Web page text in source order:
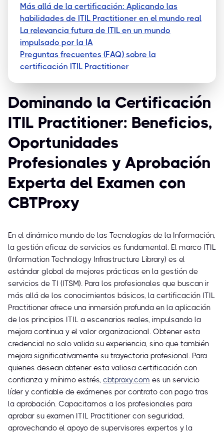
Más allá de la certificación: Aplicando las
habilidades de ITIL Practitioner en el mundo real
La relevancia futura de ITIL en un mundo
impulsado por la IA
Preguntas frecuentes (FAQ) sobre la
certificación ITIL Practitioner
Dominando la Certificación
ITIL Practitioner: Beneficios,
Oportunidades
Profesionales y Aprobación
Experta del Examen con
CBTProxy
En el dinámico mundo de las Tecnologías de la Información,
la gestión eficaz de servicios es fundamental. El marco ITIL
(Information Technology Infrastructure Library) es el
estándar global de mejores prácticas en la gestión de
servicios de TI (ITSM). Para los profesionales que buscan ir
más allá de los conocimientos básicos, la certificación ITIL
Practitioner ofrece una inmersión profunda en la aplicación
de los principios ITIL a escenarios reales, impulsando la
mejora continua y el valor organizacional. Obtener esta
credencial no solo valida su experiencia, sino que también
mejora significativamente su trayectoria profesional. Para
quienes desean obtener esta valiosa certificación con
confianza y mínimo estrés, cbtproxy.com es un servicio
líder y confiable de exámenes por contrato con pago tras
la aprobación. Capacitamos a los profesionales para
aprobar su examen ITIL Practitioner con seguridad,
aprovechando el apoyo de supervisores expertos y la